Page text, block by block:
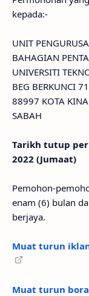
kepada:-
UNIT
BAHAGIAN
UNIVERSITI
BEG BERKUNCI 71
88997 KOTA
SABAH
Tarikh tutup
2022 (Jumaat)
Pemohon-
enam (6) bulan
berjaya.
Muat turun
Muat turun